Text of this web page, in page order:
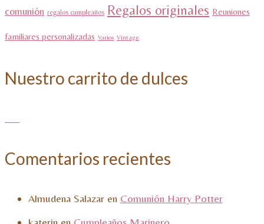
comunión regalos cumpleaños Regalos originales Reuniones
familiares personalizadas Varios Vintage
Nuestro carrito de dulces
Comentarios recientes
Almudena Salazar en Comunión Harry Potter